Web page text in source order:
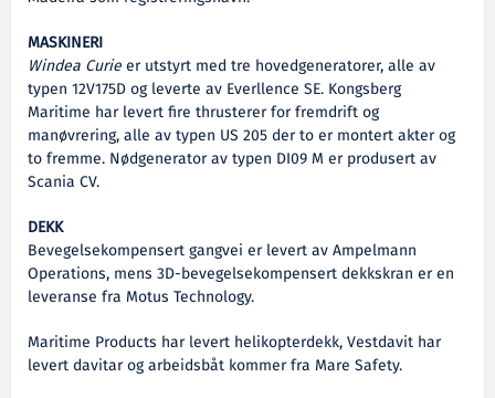
MASKINERI
Windea Curieer utstyrt med tre hovedgeneratorer, alle av
typen 12V175D og leverte av Everllence SE. Kongsberg
Maritime har levert fire thrusterer for fremdrift og
manøvrering, alle av typen US 205 der to er montert akter og
to fremme. Nødgenerator av typen DI09 M er produsert av
Scania CV.
DEKK
Bevegelsekompensert gangvei er levert av Ampelmann
Operations, mens 3D-bevegelsekompensert dekkskran er en
leveranse fra Motus Technology.
Maritime Products har levert helikopterdekk, Vestdavit har
levert davitar og arbeidsbåt kommer fra Mare Safety.